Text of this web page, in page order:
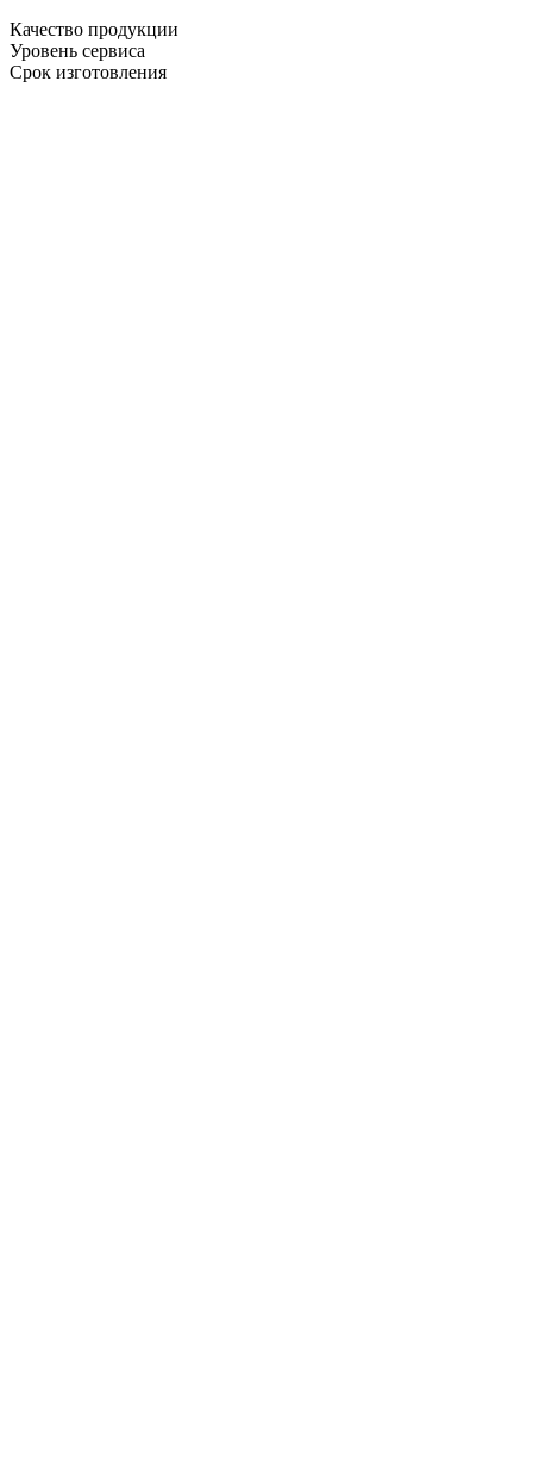
Качество продукции
Уровень сервиса
Срок изготовления